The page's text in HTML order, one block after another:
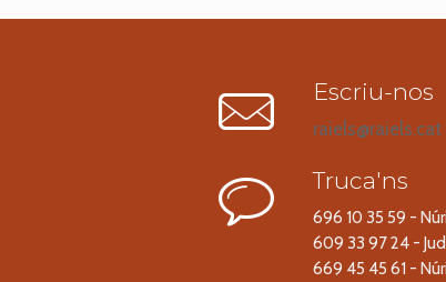
Escriu-nos
raiels@raiels.cat
Truca'ns
696 10 35 59 -
609 33 97 24 -
669 45 45 61 -